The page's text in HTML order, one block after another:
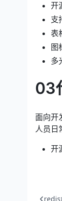
开
支
表
图
多
03
面向开
人员日
开
redis